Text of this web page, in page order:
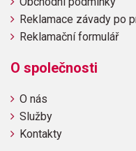
Reklamace závady po
Reklamační formulář
O společnosti
O nás
Služby
Kontakty